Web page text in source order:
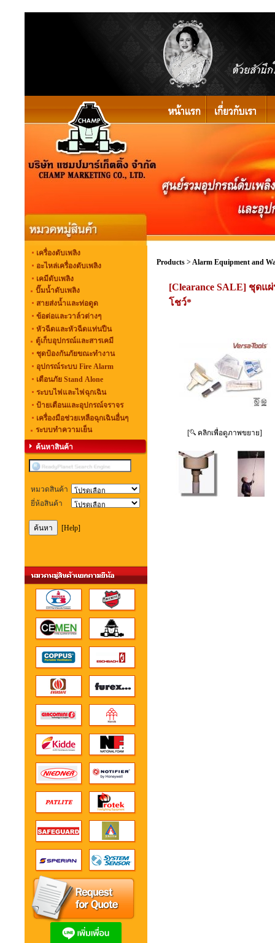
เครื่องดับเพลิง
อะไหล่เครื่องดับเพลิง
เคมีดับเพลิง
ปั๊มน้ำดับเพลิง
สายส่งน้ำและท่อดูด
ข้อต่อและวาล์วต่างๆ
หัวฉีดและหัวฉีดแท่นปืน
ตู้เก็บอุปกรณ์และสารเคมี
ชุดป้องกันภัยขณะทำงาน
อุปกรณ์ระบบ Fire Alarm
เตือนภัย Stand Alone
ระบบไฟและไฟฉุกเฉิน
ป้ายเตือนและอุปกรณ์จราจร
เครื่องมือช่วยเหลือฉุกเฉินอื่นๆ
ระบบทำความเย็น
ค้นหาสินค้า
หมวดสินค้า
ยี่ห้อสินค้า
[Help]
Products >Alarm Equipment and
[Clearance SALE] ชุด
โชว์*
[ คลิกเพื่อดูภาพขยาย]